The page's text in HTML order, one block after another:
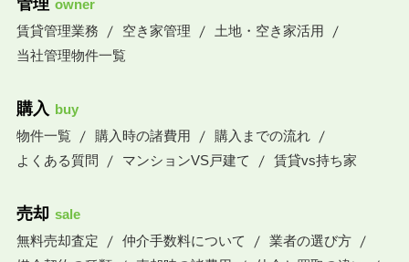
管理 owner
賃貸管理業務
空き家管理
土地・空き家活用
当社管理物件一覧
購入 buy
物件一覧
購入時の諸費用
購入までの流れ
よくある質問
マンションVS戸建て 賃貸vs持ち家
売却 sale
無料売却査定
仲介手数料について
業者の選び方